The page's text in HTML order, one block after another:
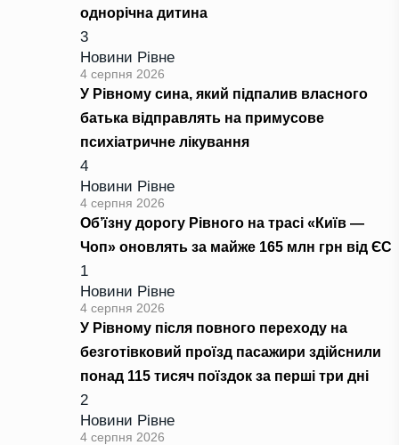
однорічна дитина
3
Новини Рівне
4 серпня 2026
У Рівному сина, який підпалив власного
батька відправлять на примусове
психіатричне лікування
4
Новини Рівне
4 серпня 2026
Об’їзну дорогу Рівного на трасі «Київ —
Чоп» оновлять за майже 165 млн грн від ЄС
1
Новини Рівне
4 серпня 2026
У Рівному після повного переходу на
безготівковий проїзд пасажири здійснили
понад 115 тисяч поїздок за перші три дні
2
Новини Рівне
4 серпня 2026